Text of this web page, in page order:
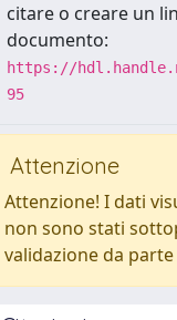
citare o creare un
documento:
https://
95
Attenzione
Attenzione! I dati
non sono stati
validazione da